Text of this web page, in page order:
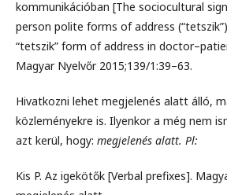
kommunikációban [The sociocultural
person polite forms of address
“tetszik” form of address in
Magyar Nyelvőr 2015;139/1:39–63.
Hivatkozni lehet megjelenés alatt álló,
közleményekre is. Ilyenkor a még nem
azt kerül, hogy: megjelenés alatt. Pl:
Kis P. Az igekötők [Verbal prefixes].